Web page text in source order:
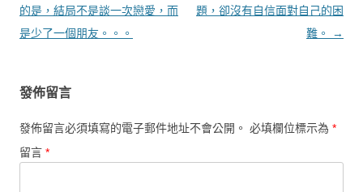
的是，結局不是談一次戀愛，而
是少了一個朋友。。。
題，卻沒有自信面對自己的困
難。
→
發佈留言
發佈留言必須填寫的電子郵件地址不會公開。 必填欄位標示為 *
留言 *